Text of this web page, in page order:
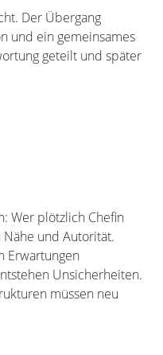
Der Übergang
und ein gemeinsames
geteilt und später
Wer plötzlich Chefin
und Autorität.
Erwartungen
Unsicherheiten.
müssen neu